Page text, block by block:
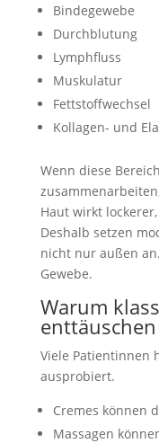
Bindegewebe
Durchblutung
Lymphfluss
Muskulatur
Fettstoffwechsel
Kollagen- und
Wenn diese
Haut wirkt
Deshalb setzen
nicht nur außen
Gewebe.
Warum
enttäuschen
Viele Patientinnen
ausprobiert.
Cremes können
Massagen